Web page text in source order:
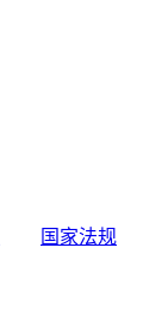
国家法规